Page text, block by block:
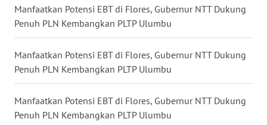
Manfaatkan Potensi EBT di Flores, Gubernur NTT Dukung
Penuh PLN Kembangkan PLTP Ulumbu
Manfaatkan Potensi EBT di Flores, Gubernur NTT Dukung
Penuh PLN Kembangkan PLTP Ulumbu
Manfaatkan Potensi EBT di Flores, Gubernur NTT Dukung
Penuh PLN Kembangkan PLTP Ulumbu
WN
DANAU
NIAS
WN
LANGKAT